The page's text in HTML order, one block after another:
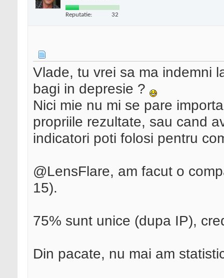
Reputatie: 32
Vlade, tu vrei sa ma indemni
bagi in depresie ?
Nici mie nu mi se pare
propriile rezultate, sau cand
indicatori poti folosi pentru
@LensFlare, am facut o
15).
75% sunt unice (dupa IP),
Din pacate, nu mai am